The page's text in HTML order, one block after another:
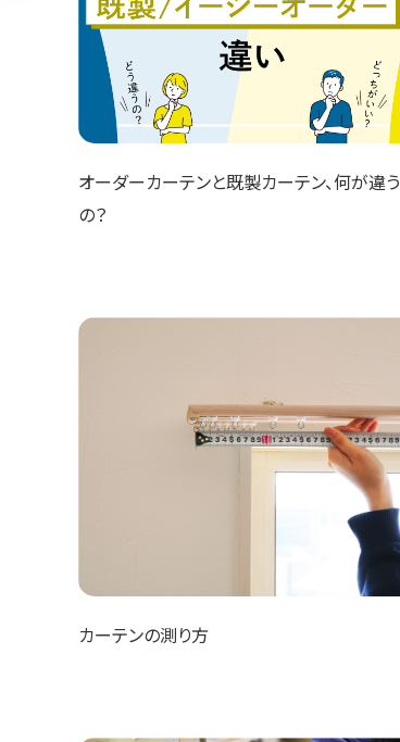
オーダーカーテンと既製カーテン、何が違う
の？
カーテンの測り方